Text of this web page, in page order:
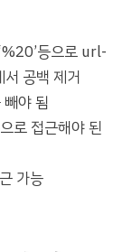
등으로 url-
공백 제거
야 됨
로 접근해야 된
가능